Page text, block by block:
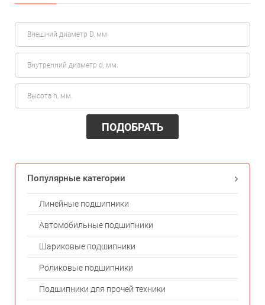
ПОДОБРАТЬ
Популярные категории
Линейные подшипники
Автомобильные подшипники
Шариковые подшипники
Роликовые подшипники
Подшипники для прочей техники